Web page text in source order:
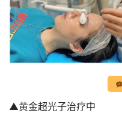
▲黄金超光子治疗中